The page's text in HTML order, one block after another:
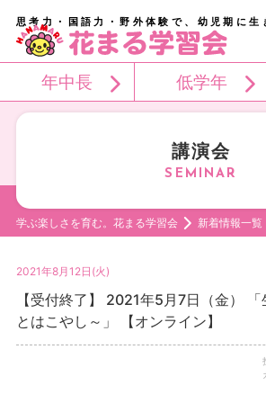
思考力・国語力・野外体験で、幼児期に
年中長 低学年
講演会
学ぶ楽しさを育む。花まる学習会 新着情報一覧
2021年8月12日(火)
【受付終了】 2021年5月7日（金）
とはこやし～」 【オンライン】